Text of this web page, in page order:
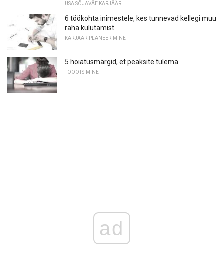
USA SÕJAVÄE KARJÄÄR
6 töökohta inimestele, kes tunnevad kellegi muu
raha kulutamist
KARJÄÄRIPLANEERIMINE
5 hoiatusmärgid, et peaksite tulema
TÖÖOTSIMINE
ad